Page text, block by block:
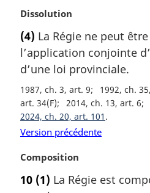
n
a
l
e
:
N
t
e
m
r
g
i
n
l
e
Dissolution
(4) La Régie ne peut
l’application conjointe
d’une loi provinciale.
1987, ch. 3, art. 9 1992, ch.
art. 34(F)
2014, ch. 13, art. 6
2024, ch. 20, art. 101
Version précédente
N
t
Composition
10 (1) La Régie est